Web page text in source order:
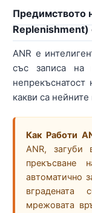
Предимството
Replenishment)
ANR е
със записа на
какви са
Как Работи
ANR, загуби
прекъсване
автоматично
мрежовата